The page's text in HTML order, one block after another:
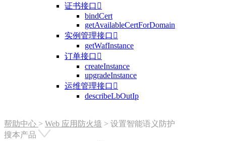
证书接口 
bindCert
getAvailableCertForDomain
实例管理接口 
getWafInstance
订单接口 
createInstance
upgradeInstance
运维管理接口 
describeLbOutIp
帮助中心 > Web 应用防火墙 > 设置智能语义防护
搜本产品